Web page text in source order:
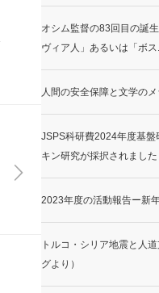
オシム監督の83回目の誕
ヴィア人」あるいは「ボ
人間の安全保障と文学の
JSPS科研費2024年度基
キン研究が採択されました
2023年度の活動報告ー新
トルコ・シリア地震と人
グより）